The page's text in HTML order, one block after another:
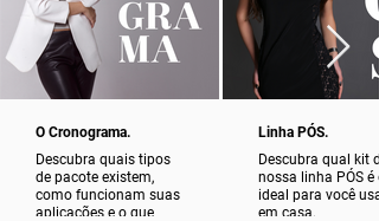
O Cronograma.
Descubra quais tipos
de pacote existem,
como funcionam suas
aplicações e o que
Linha PÓS.
Descubra qual kit
nossa linha PÓS é o
ideal para você usar
em casa.